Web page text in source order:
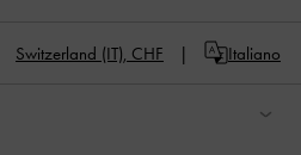
Switzerland (IT), CHF Italiano